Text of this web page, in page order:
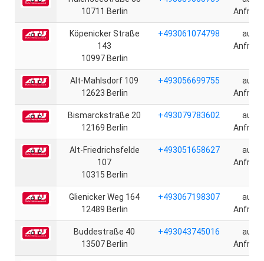
10711 Berlin
Anfrage
Köpenicker Straße
143
10997 Berlin
+493061074798
auf
Anfrage
Alt-Mahlsdorf 109
12623 Berlin
+493056699755
auf
Anfrage
Bismarckstraße 20
12169 Berlin
+493079783602
auf
Anfrage
Alt-Friedrichsfelde
107
10315 Berlin
+493051658627
auf
Anfrage
Glienicker Weg 164
12489 Berlin
+493067198307
auf
Anfrage
Buddestraße 40
13507 Berlin
+493043745016
auf
Anfrage